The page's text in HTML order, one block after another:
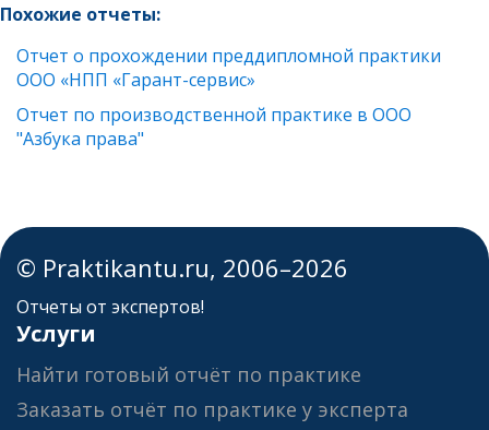
Похожие отчеты:
Отчет о прохождении преддипломной практики
ООО «НПП «Гарант-сервис»
Отчет по производственной практике в ООО
"Азбука права"
© Praktikantu.ru, 2006–2026
Отчеты от экспертов!
Услуги
Найти готовый отчёт по практике
Заказать отчёт по практике у эксперта